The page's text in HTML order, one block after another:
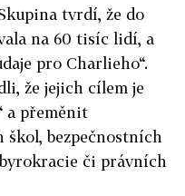
tvrdí, že do
na 60 tisíc lidí, a
pro Charlieho“.
že jejich cílem je
a přeměnit
škol, bezpečnostních
či právních